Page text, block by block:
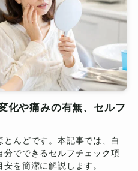
化や痛みの有無、セルフ
んどです。本記事では、白
分でできるセルフチェック項
を簡潔に解説します。